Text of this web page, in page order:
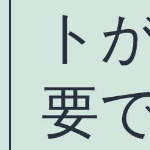
ト
要